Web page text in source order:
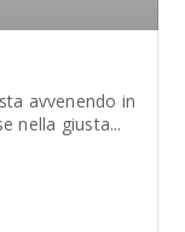
avvenendo in
nella giusta...